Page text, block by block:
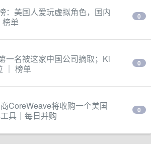
：美国人爱玩虚拟角色，国内
榜单
0
一名被这家中国公司摘取；Ki
｜ 榜单
0
CoreWeave将收购一个美国
具｜每日并购
0